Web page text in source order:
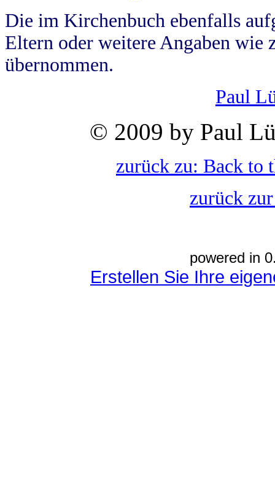
Die im Kirchenbuch ebenfalls
Eltern oder weitere Angaben wie
übernommen.
Paul
© 2009 by Paul
zurück zu: Back to
zurück
powered in
Erstellen Sie Ihre